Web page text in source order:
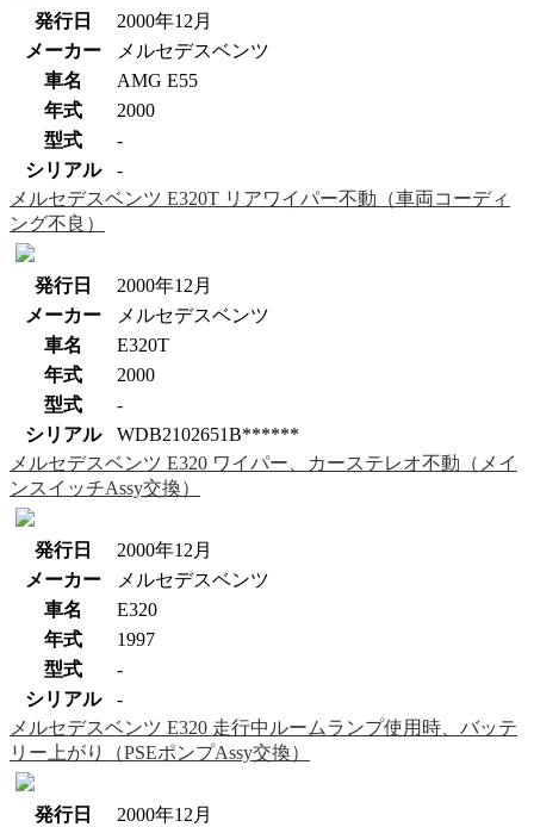
発行日
2000年12月
メーカー
メルセデスベンツ
車名
AMG E55
年式
2000
型式
-
シリアル
-
メルセデスベンツ E320T リアワイパー不動（車両コーディ
ング不良）
発行日
2000年12月
メーカー
メルセデスベンツ
車名
E320T
年式
2000
型式
-
シリアル
WDB2102651B******
メルセデスベンツ E320 ワイパー、カーステレオ不動（メイ
ンスイッチAssy交換）
発行日
2000年12月
メーカー
メルセデスベンツ
車名
E320
年式
1997
型式
-
シリアル
-
メルセデスベンツ E320 走行中ルームランプ使用時、バッテ
リー上がり（PSEポンプAssy交換）
発行日 2000年12月